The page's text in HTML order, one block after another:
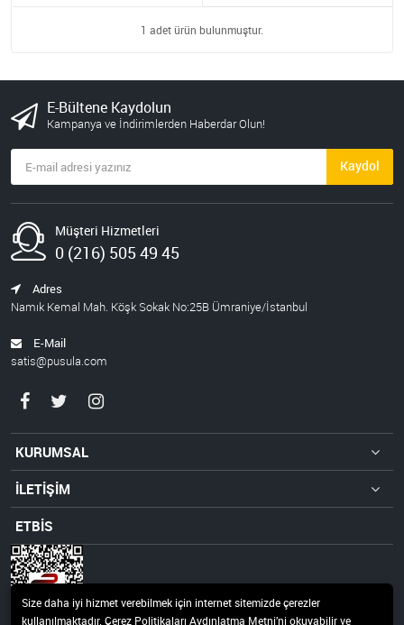
1 adet ürün bulunmuştur.
E-Bültene Kaydolun
Kampanya ve İndirimlerden Haberdar Olun!
Kaydol
Müşteri Hizmetleri
0 (216) 505 49 45
Adres
Namık Kemal Mah. Köşk Sokak No:25B Ümraniye/İstanbul
E-Mail
satis@pusula.com
KURUMSAL
İLETİŞİM
ETBİS
Size daha iyi hizmet verebilmek için internet sitemizde çerezler
kullanılmaktadır. Çerez Politikaları Aydınlatma Metni’ni okuyabilir ve